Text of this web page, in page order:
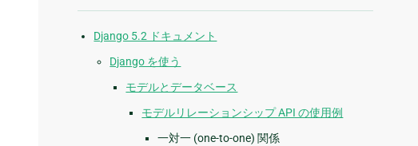
Django 5.2 ドキュメント
Django を使う
モデルとデータベース
モデルリレーションシップ API の使用例
一対一 (one-to-one) 関係